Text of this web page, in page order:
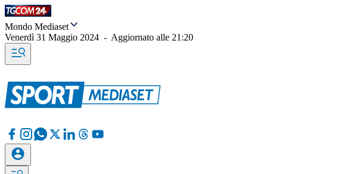
Mondo Mediaset
Venerdì 31 Maggio 2024 - Aggiornato alle 21:20